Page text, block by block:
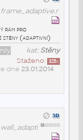
rám pro
stěny (adaptivní)
kat:Stěny
Staženo: 325x
dne 23.01.2014